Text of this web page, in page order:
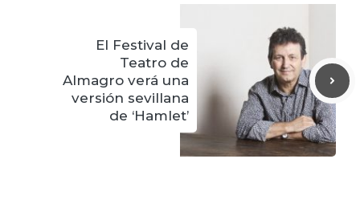
El Festival de
Teatro de
Almagro verá una
versión sevillana
de ‘Hamlet’